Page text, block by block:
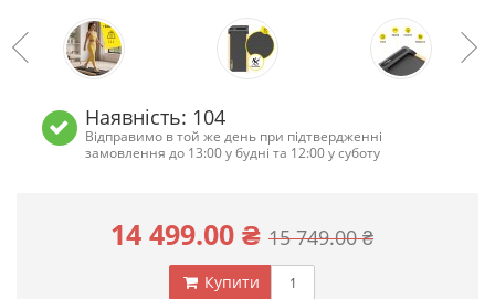
Наявність: 104
Відправимо в той же день при підтвердженні
замовлення до 13:00 у будні та 12:00 у суботу
14 499.00 ₴ 15 749.00 ₴
Купити